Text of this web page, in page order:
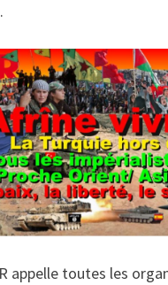
appelle toutes les